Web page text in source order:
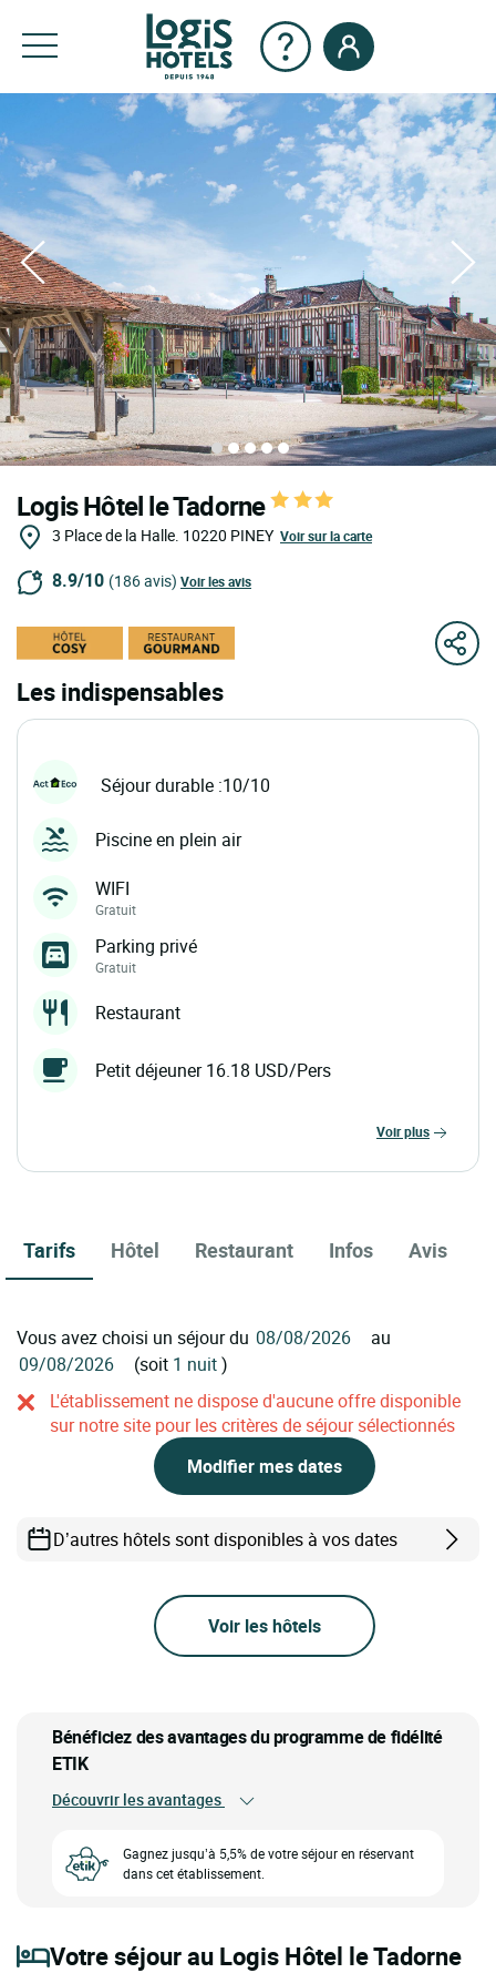
Logis Hôtel le Tadorne
3 Place de la Halle. 10220 PINEY Voir sur la carte
8.9/10 (186 avis) Voir les avis
Les indispensables
Séjour durable :10/10
Piscine en plein air
WIFI
Gratuit
Parking privé
Gratuit
Restaurant
Petit déjeuner 16.18 USD/Pers
voir plus
Tarifs Hôtel Restaurant Infos Avis
Vous avez choisi un séjour du
au
(soit 1 nuit)
L'établissement ne dispose d'aucune offre disponible
sur notre site pour les critères de séjour sélectionnés
Modifier mes dates
D’autres hôtels sont disponibles à vos dates
Voir les hôtels
Bénéficiez des avantages du programme de fidélité
ETIK
Découvrir les avantages
Gagnez jusqu’à 5,5% de votre séjour en réservant
dans cet établissement.
Votre séjour au Logis Hôtel le Tadorne